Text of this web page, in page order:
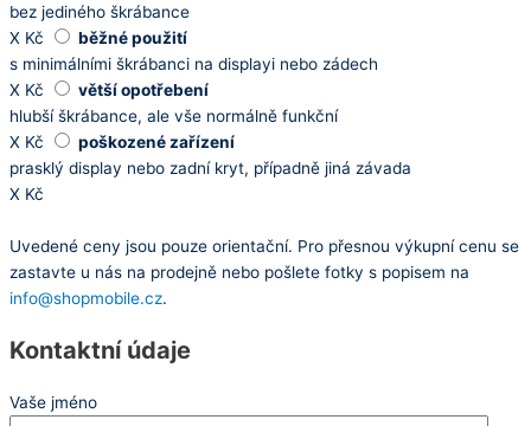
bez jediného škrábance
X Kč
běžné použití
s minimálními škrábanci na displayi nebo zádech
X Kč
větší opotřebení
hlubší škrábance, ale vše normálně funkční
X Kč
poškozené zařízení
prasklý display nebo zadní kryt, případně jiná závada
X Kč
Uvedené ceny jsou pouze orientační. Pro přesnou výkupní cenu se
zastavte u nás na prodejně nebo pošlete fotky s popisem na
info@shopmobile.cz.
Kontaktní údaje
Vaše jméno